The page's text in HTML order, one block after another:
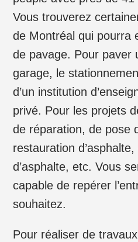
Vous trouverez
de Montréal qui pourra
de pavage. Pour paver
garage, le
d’un institution
privé. Pour les projets
de réparation, de pose
restauration
d’asphalte, etc. Vous
capable de repérer
souhaitez.
Pour réaliser de